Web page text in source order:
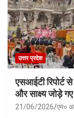
उत्तर प्रदेश
एसआईटी रिपोर्ट
और साक्ष्य जोड़े गए
21/06/2026 एम०